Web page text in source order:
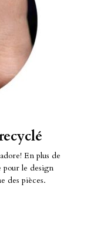
En plus de
pour le design
des pièces.